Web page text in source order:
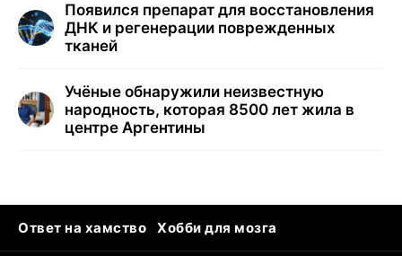
Появился препарат для восстановления
ДНК и регенерации поврежденных
тканей
Учёные обнаружили неизвестную
народность, которая 8500 лет жила в
центре Аргентины
Ответ на хамство
Хобби для мозга
Бензин 100 и 95
Тунцы в океанариуме